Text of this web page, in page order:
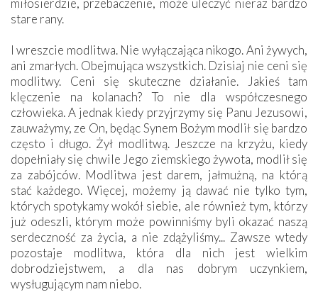
stare rany.
I wreszcie modlitwa. Nie wyłączająca nikogo. Ani żywych,
ani zmarłych. Obejmująca wszystkich. Dzisiaj nie ceni się
modlitwy. Ceni się skuteczne działanie. Jakieś tam
klęczenie na kolanach? To nie dla współczesnego
człowieka. A jednak kiedy przyjrzymy się Panu Jezusowi,
zauważymy, ze On, będąc Synem Bożym modlił się bardzo
często i długo. Żył modlitwą. Jeszcze na krzyżu, kiedy
dopełniały się chwile Jego ziemskiego żywota, modlił się
za zabójców. Modlitwa jest darem, jałmużną, na którą
stać każdego. Więcej, możemy ją dawać nie tylko tym,
których spotykamy wokół siebie, ale również tym, którzy
już odeszli, którym może powinniśmy byli okazać naszą
serdeczność za życia, a nie zdążyliśmy... Zawsze wtedy
pozostaje modlitwa, która dla nich jest wielkim
dobrodziejstwem, a dla nas dobrym uczynkiem,
wysługującym nam niebo.